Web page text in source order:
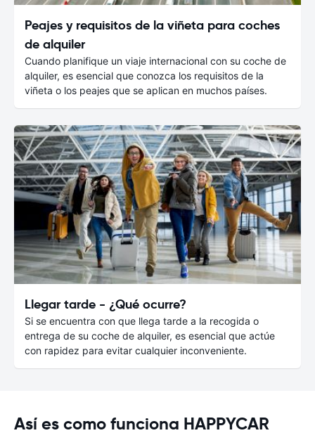
Peajes y requisitos de la viñeta para coches
de alquiler
Cuando planifique un viaje internacional con su coche de
alquiler, es esencial que conozca los requisitos de la
viñeta o los peajes que se aplican en muchos países.
Llegar tarde - ¿Qué ocurre?
Si se encuentra con que llega tarde a la recogida o
entrega de su coche de alquiler, es esencial que actúe
con rapidez para evitar cualquier inconveniente.
Así es como funciona HAPPYCAR